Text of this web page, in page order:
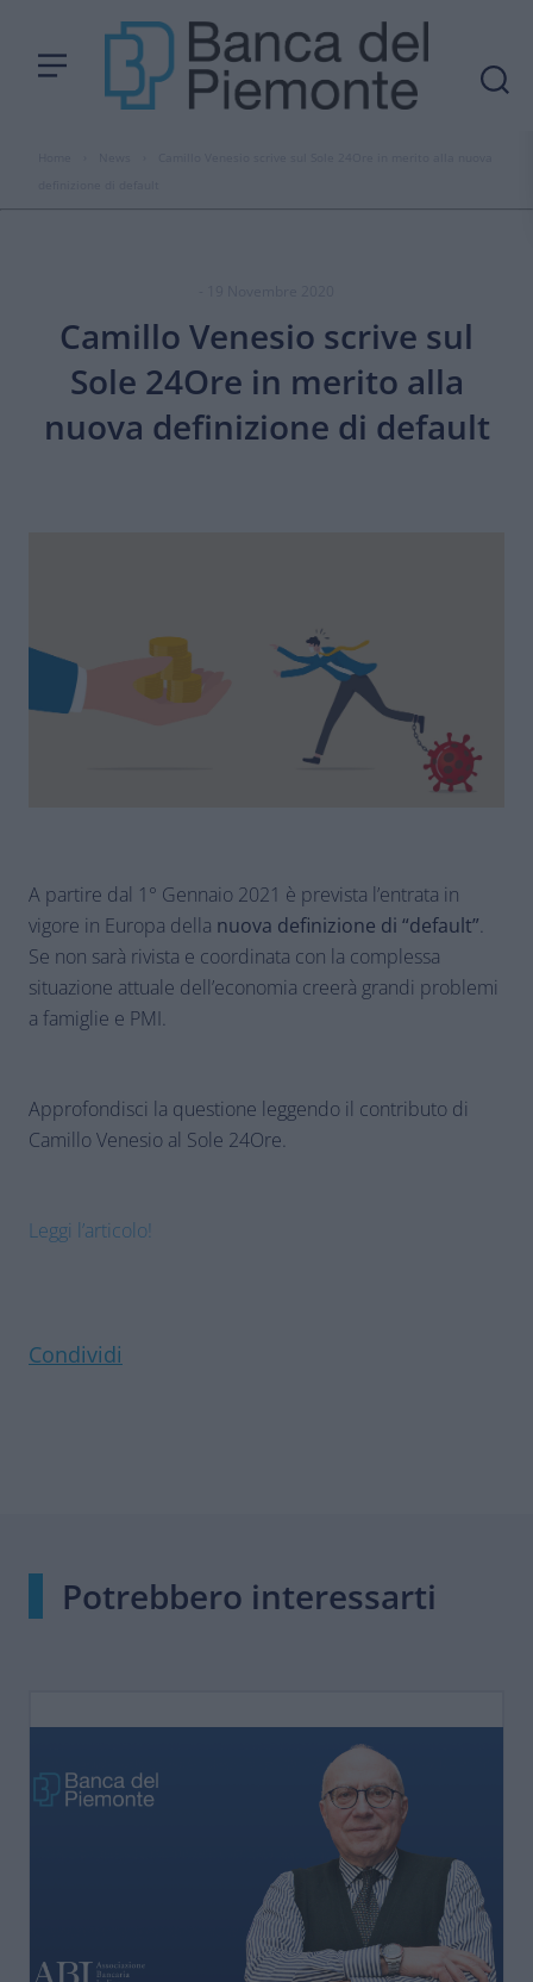
Camillo Venesio scrive sul
Sole 24Ore in merito alla
nuova definizione di default
A partire dal 1° Gennaio 2021 è prevista l’entrata in
vigore in Europa della nuova definizione di “default”.
Se non sarà rivista e coordinata con la complessa
situazione attuale dell’economia creerà grandi problemi
a famiglie e PMI.
Approfondisci la questione leggendo il contributo di
Camillo Venesio al Sole 24Ore.
Leggi l’articolo!
Condividi
Potrebbero interessarti